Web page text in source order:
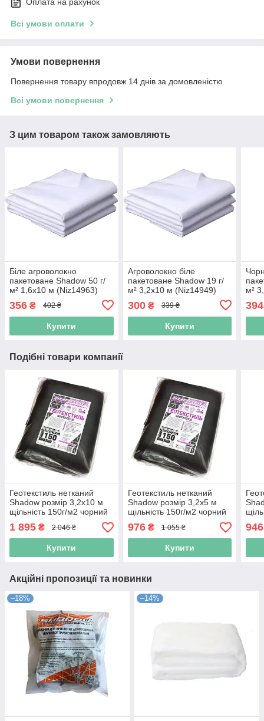
Оплата на рахунок
Всі умови оплати
Умови повернення
Повернення товару впродовж 14 днів за домовленістю
Всі умови повернення
З цим товаром також замовляють
Біле агроволокно
пакетоване Shadow 50 г/
м² 1,6x10 м (Niz14963)
356 ₴ 402 ₴
Купити
Агроволокно біле
пакетоване Shadow 19 г/
м² 3,2x10 м (Niz14949)
300₴ 339 ₴
Купити
м²
394
Подібні товари компанії
Геотекстиль нетканий
Shadow розмір 3,2х10 м
щільність 150г/м2 чорний
(Niz15332)
1 895 ₴ 2 046 ₴
Купити
Геотекстиль нетканий
Shadow розмір 3,2х5 м
щільність 150г/м2 чорний
(Niz15331)
976₴ 1 055 ₴
Купити
946
Акційні пропозиції та новинки
–18% –14%